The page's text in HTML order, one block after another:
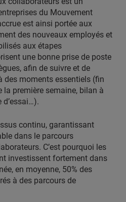
du Mouvement
est ainsi portée aux
des nouveaux employés et
aux étapes
une bonne prise de poste
afin de suivre et de
des moments essentiels (fin
la première semaine, bilan à
d’essai…).
continu, garantissant
dans le parcours
C’est pourquoi les
investissent fortement dans
en moyenne, 50% des
à des parcours de